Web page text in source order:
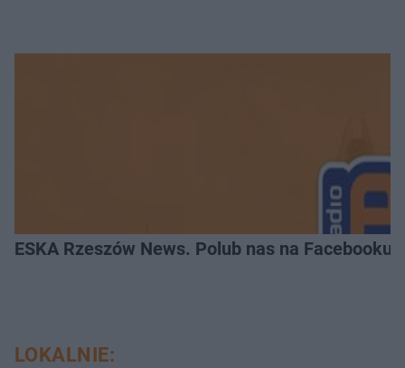
ESKA Rzeszów News. Polub nas na Facebooku!
LOKALNIE: